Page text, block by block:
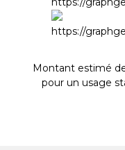
Montant estimé
pour un usage